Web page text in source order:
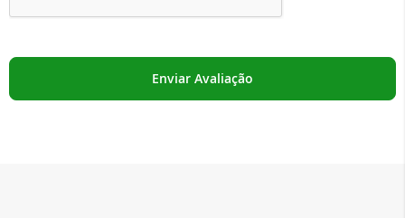
Enviar Avaliação